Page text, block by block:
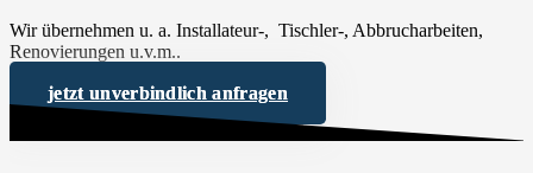
Wir übernehmen u. a. Installateur-, Tischler-, Abbrucharbeiten,
Renovierungen u.v.m..
jetzt unverbindlich anfragen